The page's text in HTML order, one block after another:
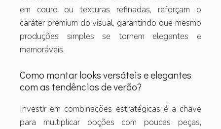
em couro ou texturas refinadas, reforçam o
caráter premium do visual, garantindo que mesmo
produções simples se tornem elegantes e
memoráveis.
Como montar looks versáteis e elegantes
com as tendências de verão?
Investir em combinações estratégicas é a chave
para multiplicar opções com poucas peças,